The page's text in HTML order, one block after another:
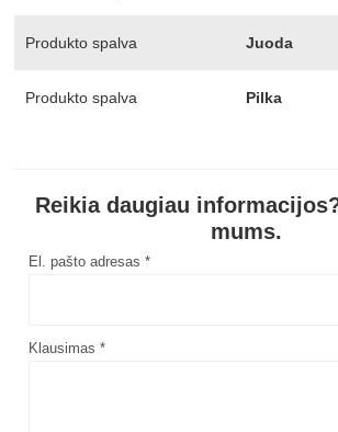
Produkto spalva Juoda
Produkto spalva Pilka
Reikia daugiau
mums.
El. pašto adresas *
Klausimas *